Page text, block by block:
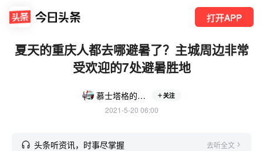
打开APP
夏天的重庆人都去哪避暑了？主城周边非常
受欢迎的7处避暑胜地
慕士塔格的季风 关注
2021-5-20 06:00
头条听资讯，时事尽掌握 去听全文